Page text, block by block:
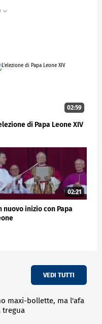
XIV in visita
affermato:
sono
con voi,
spero sia un
della
02:59
di Papa Leone XIV
02:21
nuovo inizio con Papa
VEDI TUTTI
maxi-bollette, ma l'afa
tregua